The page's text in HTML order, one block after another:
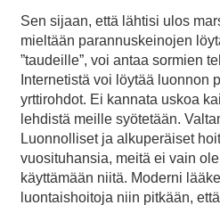
Sen sijaan, että lähtisi ulos
mieltään parannuskeinojen
”taudeille”, voi antaa sormien
Internetistä voi löytää luonnon
yrttirohdot. Ei kannata uskoa
lehdistä meille syötetään.
Luonnolliset ja alkuperäiset
vuosituhansia, meitä ei vain
käyttämään niitä. Moderni
luontaishoitoja niin pitkään,